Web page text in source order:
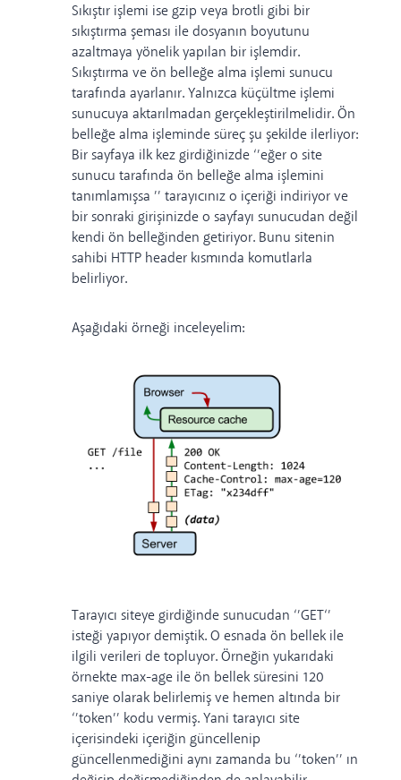
Sıkıştır işlemi ise gzip veya brotli gibi bir
sıkıştırma şeması ile dosyanın boyutunu
azaltmaya yönelik yapılan bir işlemdir.
Sıkıştırma ve ön belleğe alma işlemi sunucu
tarafında ayarlanır. Yalnızca küçültme işlemi
sunucuya aktarılmadan gerçekleştirilmelidir. Ön
belleğe alma işleminde süreç şu şekilde ilerliyor:
Bir sayfaya ilk kez girdiğinizde ‘’eğer o site
sunucu tarafında ön belleğe alma işlemini
tanımlamışsa ’’ tarayıcınız o içeriği indiriyor ve
bir sonraki girişinizde o sayfayı sunucudan değil
kendi ön belleğinden getiriyor. Bunu sitenin
sahibi HTTP header kısmında komutlarla
belirliyor.
Aşağıdaki örneği inceleyelim:
Tarayıcı siteye girdiğinde sunucudan ‘’GET‘’
isteği yapıyor demiştik. O esnada ön bellek ile
ilgili verileri de topluyor. Örneğin yukarıdaki
örnekte max-age ile ön bellek süresini 120
saniye olarak belirlemiş ve hemen altında bir
‘’token’’ kodu vermiş. Yani tarayıcı site
içerisindeki içeriğin güncellenip
güncellenmediğini aynı zamanda bu ‘’token’’ ın